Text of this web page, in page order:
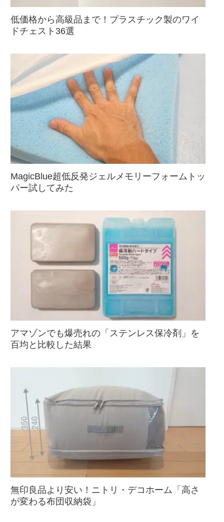
低価格から高級品まで！プラスチック製のワイ
ドチェスト36選
MagicBlue超低反発ジェルメモリーフォームトッ
パー試してみた
アマゾンでも爆売れの「ステンレス保冷剤」を
百均と比較した結果
無印良品より安い！ニトリ・デコホーム「高さ
が変わる布団収納袋」